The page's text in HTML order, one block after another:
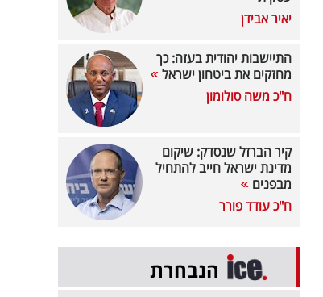
יאיר אבידן
התיישבות יהודית בעזה: כך
מחזקים את ביטחון ישראל
ח"כ משה סולומון
קיר הברזל שנסדק: שיקום
מדינת ישראל חייב להתחיל
מבפנים
ח"כ עודד פורר
הנבחרת